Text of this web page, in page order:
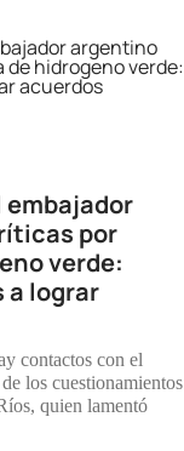
embajador
por
verde:
a lograr
contactos con el
los cuestionamientos
quien lamentó